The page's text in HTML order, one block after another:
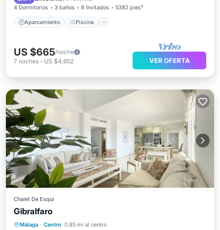
4 Dormitorios 3 baños 8 Invitados 5382 pies²
Aparcamiento Piscina
US $665/noche
7 noches - US $4,652 VER OFERTA
Chalet De Esquí
Gibralfaro
Málaga · Centro 0.85 mi al centro
Aire acondicionado